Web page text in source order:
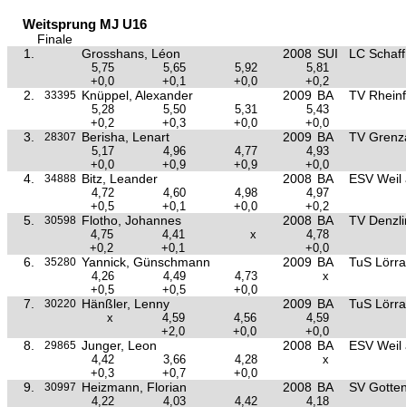
Weitsprung MJ U16
Finale
1.
Grosshans, Léon 2008 SUI LC
5,75 5,65 5,92
5,81
+0,0
+0,1 +0,0 +0,2
2. 33395 Knüppel, Alexander 2009 BA TV
5,28 5,50 5,31
5,43
+0,2
+0,3 +0,0 +0,0
3. 28307 Berisha, Lenart 2009 BA TV
5,17 4,96 4,77
4,93
+0,0
+0,9 +0,9 +0,0
4. 34888 Bitz, Leander 2008 BA ESV
4,72 4,60 4,98
4,97
+0,5
+0,1 +0,0 +0,2
5. 30598 Flotho, Johannes 2008 BA TV
4,75 4,41 x
4,78
+0,2
+0,1 +0,0
6. 35280 Yannick, Günschmann 2009 BA TuS
4,26 4,49 4,73
x
+0,5
+0,5 +0,0
7. 30220 Hänßler, Lenny 2009 BA TuS
x 4,59 4,56
4,59
+2,0
+0,0 +0,0
8. 29865 Junger, Leon 2008 BA ESV
4,42 3,66 4,28
x
+0,3
+0,7 +0,0
9. 30997 Heizmann, Florian 2008 BA SV
4,22 4,03 4,42
4,18